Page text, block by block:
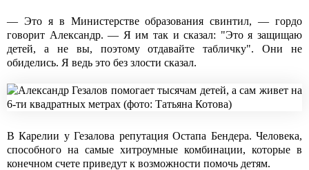
— Это я в Министерстве образования свинтил, — гордо
говорит Александр. — Я им так и сказал: "Это я защищаю
детей, а не вы, поэтому отдавайте табличку". Они не
обиделись. Я ведь это без злости сказал.
В Карелии у Гезалова репутация Остапа Бендера. Человека,
способного на самые хитроумные комбинации, которые в
конечном счете приведут к возможности помочь детям.